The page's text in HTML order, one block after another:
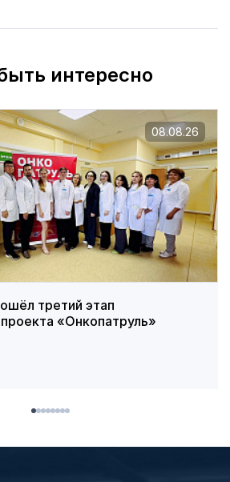
интересно
третий этап
«Онкопатруль»
08.08.26